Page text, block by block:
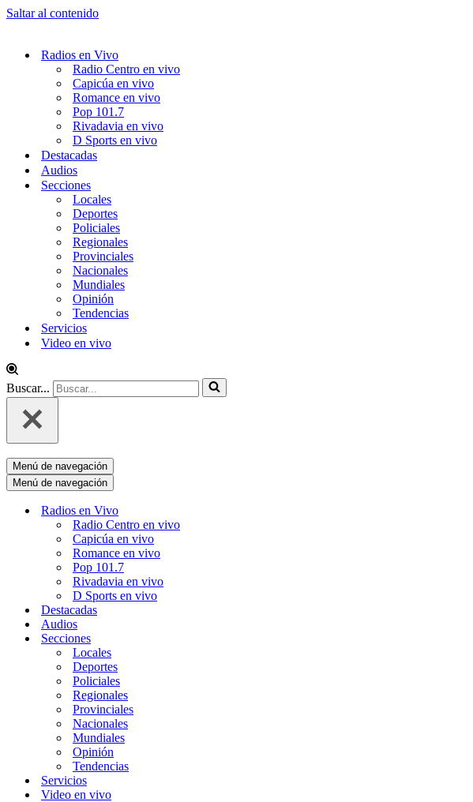
Saltar al contenido
Radios en Vivo
Radio Centro en vivo
Capicúa en vivo
Romance en vivo
Pop 101.7
Rivadavia en vivo
D Sports en vivo
Destacadas
Audios
Secciones
Locales
Deportes
Policiales
Regionales
Provinciales
Nacionales
Mundiales
Opinión
Tendencias
Servicios
Video en vivo
Buscar...
Menú de navegación
Menú de navegación
Radios en Vivo
Radio Centro en vivo
Capicúa en vivo
Romance en vivo
Pop 101.7
Rivadavia en vivo
D Sports en vivo
Destacadas
Audios
Secciones
Locales
Deportes
Policiales
Regionales
Provinciales
Nacionales
Mundiales
Opinión
Tendencias
Servicios
Video en vivo